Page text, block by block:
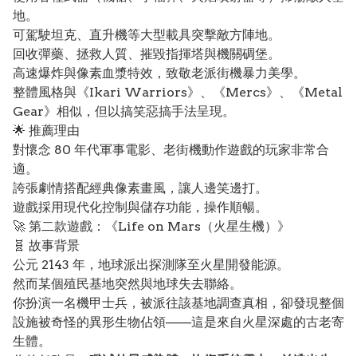
地。
可駕駛坦克、直升機等大型載具突擊敵方陣地。
回收彈藥、拯救人質、摧毀指揮塔與機關碉堡。
高速爆炸與像素血漿特效，致敬老派街機暴力美學。
整體風格與《Ikari Warriors》、《Mercs》、《Metal
Gear》相似，但以搞笑惡搞手法呈現。
🌟 推薦理由
對懷念 80 年代軍事電影、老街機動作遊戲的玩家非常合
適。
誇張劇情搭配經典像素畫風，讓人邊笑邊打。
遊戲採用現代化控制與儲存功能，操作順暢。
🚀 第二款遊戲：《Life on Mars（火星生機）》
🧬 故事背景
公元 2143 年，地球派出探測隊至火星開發能源。
然而某個殖民基地突然與地球失去聯絡。
你扮演一名機甲士兵，被派往該基地調查真相，卻發現整個
設施被奇怪的異形生物佔領——這是來自火星深處的古老寄
生體。